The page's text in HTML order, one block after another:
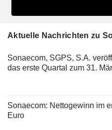
Aktuelle Nachrichten zu
Sonaecom, SGPS, S.A.
das erste Quartal zum 31.
Sonaecom: Nettogewinn im
Euro